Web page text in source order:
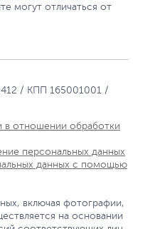
могут отличаться от
/ КПП 165001001 /
в отношении обработки
персональных данных
данных с помощью
включая фотографии,
на основании